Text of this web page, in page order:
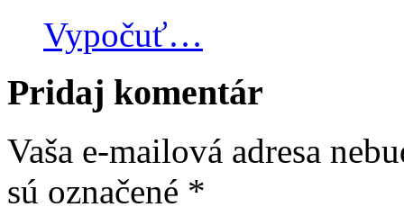
Vypočuť…
Pridaj komentár
Vaša e-mailová adresa
sú označené *